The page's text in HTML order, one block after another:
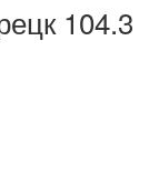
104.3